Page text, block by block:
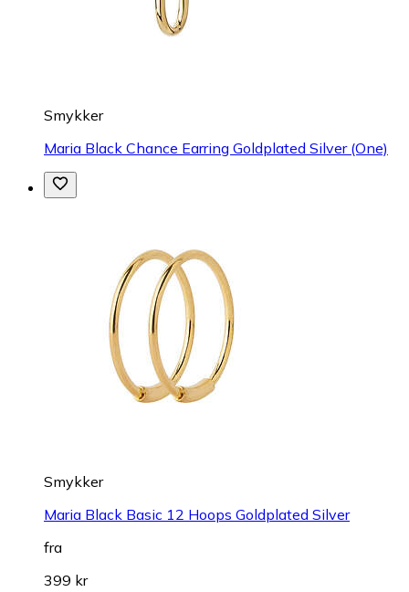
Smykker
Maria Black Chance Earring Goldplated Silver (One)
Smykker
Maria Black Basic 12 Hoops Goldplated Silver
fra
399 kr